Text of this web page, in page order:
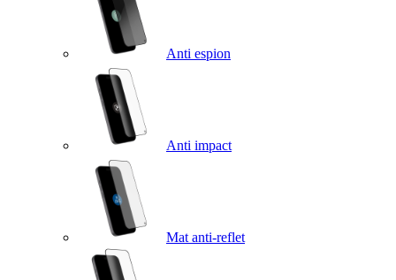
Anti espion
Anti impact
Mat anti-reflet